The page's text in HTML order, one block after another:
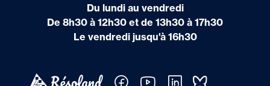
Du lundi au vendredi
De 8h30 à 12h30 et de 13h30 à 17h30
Le vendredi jusqu'à 16h30